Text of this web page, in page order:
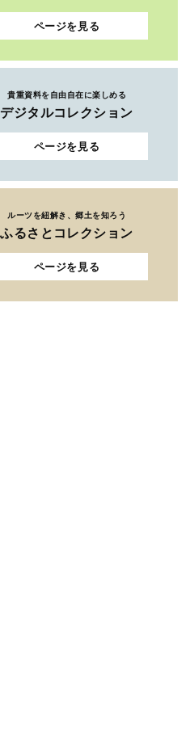
ページを見る
貴重資料を自由自在に楽しめる
デジタルコレクション
ページを見る
ルーツを紐解き、郷土を知ろう
ふるさとコレクション
ページを見る